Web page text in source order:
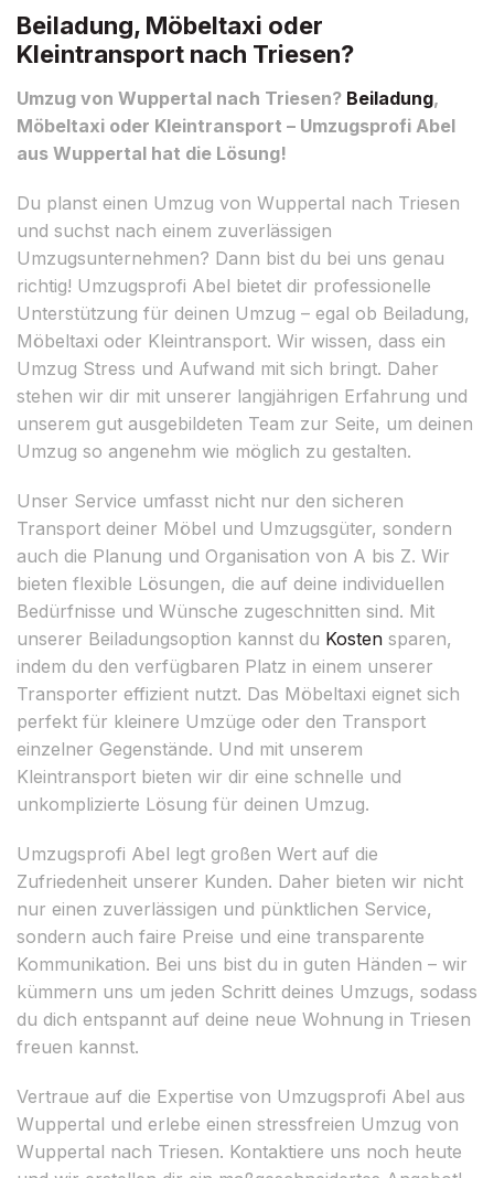
Beiladung, Möbeltaxi oder
Kleintransport nach Triesen?
Umzug von Wuppertal nach Triesen? Beiladung,
Möbeltaxi oder Kleintransport – Umzugsprofi Abel
aus Wuppertal hat die Lösung!
Du planst einen Umzug von Wuppertal nach Triesen
und suchst nach einem zuverlässigen
Umzugsunternehmen? Dann bist du bei uns genau
richtig! Umzugsprofi Abel bietet dir professionelle
Unterstützung für deinen Umzug – egal ob Beiladung,
Möbeltaxi oder Kleintransport. Wir wissen, dass ein
Umzug Stress und Aufwand mit sich bringt. Daher
stehen wir dir mit unserer langjährigen Erfahrung und
unserem gut ausgebildeten Team zur Seite, um deinen
Umzug so angenehm wie möglich zu gestalten.
Unser Service umfasst nicht nur den sicheren
Transport deiner Möbel und Umzugsgüter, sondern
auch die Planung und Organisation von A bis Z. Wir
bieten flexible Lösungen, die auf deine individuellen
Bedürfnisse und Wünsche zugeschnitten sind. Mit
unserer Beiladungsoption kannst du Kosten sparen,
indem du den verfügbaren Platz in einem unserer
Transporter effizient nutzt. Das Möbeltaxi eignet sich
perfekt für kleinere Umzüge oder den Transport
einzelner Gegenstände. Und mit unserem
Kleintransport bieten wir dir eine schnelle und
unkomplizierte Lösung für deinen Umzug.
Umzugsprofi Abel legt großen Wert auf die
Zufriedenheit unserer Kunden. Daher bieten wir nicht
nur einen zuverlässigen und pünktlichen Service,
sondern auch faire Preise und eine transparente
Kommunikation. Bei uns bist du in guten Händen – wir
kümmern uns um jeden Schritt deines Umzugs, sodass
du dich entspannt auf deine neue Wohnung in Triesen
freuen kannst.
Vertraue auf die Expertise von Umzugsprofi Abel aus
Wuppertal und erlebe einen stressfreien Umzug von
Wuppertal nach Triesen. Kontaktiere uns noch heute